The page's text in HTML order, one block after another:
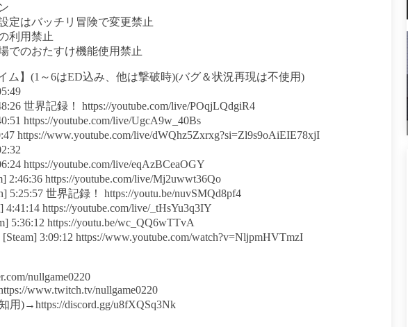
定はバッチリ冒険で変更禁止
利用禁止
でのおたすけ機能使用禁止
ム】(1～6はED込み、他は撃破時)(バグ＆状況再現は不使用)
世界記録！ https://youtube.com/live/POqjLQdgiR4
https://youtube.com/live/UgcA9w_40Bs
https://www.youtube.com/live/dWQhz5Zxrxg?si=Zl9s9oAiEIE78xjI
https://youtube.com/live/eqAzBCeaOGY
2:46:36 https://youtube.com/live/Mj2uwwt36Qo
5:25:57 世界記録！ https://youtu.be/nuvSMQd8pf4
https://youtube.com/live/_tHsYu3q3IY
5:36:12 https://youtu.be/wc_QQ6wTTvA
3:09:12 https://www.youtube.com/watch?v=NljpmHVTmzI
nullgame0220
www.twitch.tv/nullgame0220
用)→https://discord.gg/u8fXQSq3Nk